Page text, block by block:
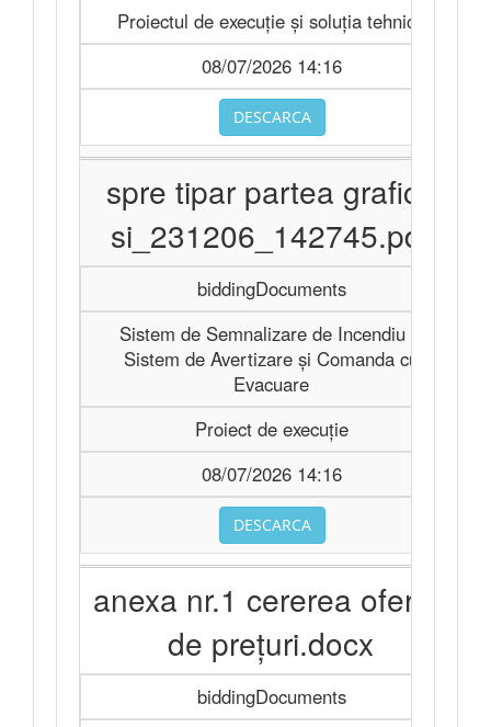
Proiectul de execuție și soluția tehnică
08/07/2026 14:16
DESCARCA
spre tipar partea grafica
si_231206_142745.pdf
biddingDocuments
Sistem de Semnalizare de Incendiu şi
Sistem de Avertizare şi Comanda cu
Evacuare
Proiect de execuție
08/07/2026 14:16
DESCARCA
anexa nr.1 cererea ofertei
de preţuri.docx
biddingDocuments